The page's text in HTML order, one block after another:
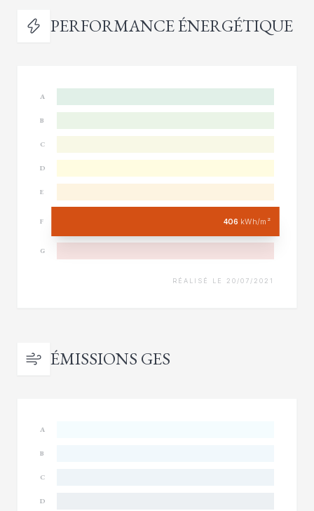
PERFORMANCE ÉNERGÉTIQUE
A
B
C
D
E
F 406 kWh/m²
G
RÉALISÉ LE 20/07/2021
ÉMISSIONS GES
A
B
C
D